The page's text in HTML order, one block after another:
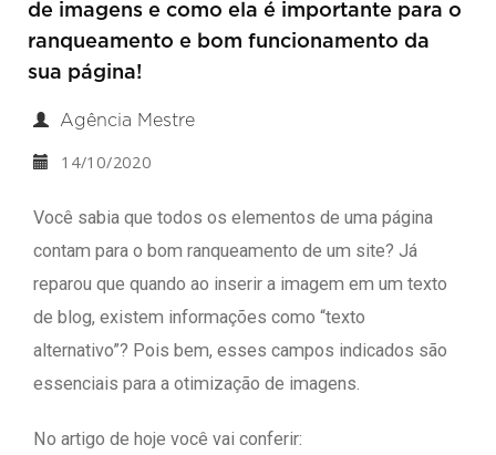
de imagens e como ela é importante para o
ranqueamento e bom funcionamento da
sua página!
Agência Mestre
14/10/2020
Você sabia que todos os elementos de uma página
contam para o bom ranqueamento de um site? Já
reparou que quando ao inserir a imagem em um texto
de blog, existem informações como “texto
alternativo”? Pois bem, esses campos indicados são
essenciais para a otimização de imagens.
No artigo de hoje você vai conferir: